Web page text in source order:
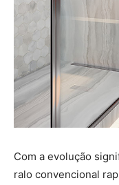
Com a evolução
ralo convencional